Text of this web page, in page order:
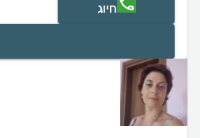
חיוג